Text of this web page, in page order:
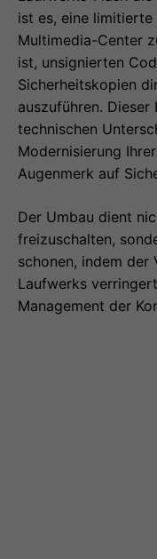
ist es, eine
Multimedia-Center
ist, unsignierten
Sicherheitskopien
auszuführen.
technischen
Modernisierung
Augenmerk auf
Der Umbau dient
freizuschalten,
schonen, indem der
Laufwerks
Management der